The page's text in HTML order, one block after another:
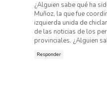
¿Alguien sabe qué ha
Muñoz, la que fue
izquierda unida de
de las noticias de los
provinciales. ¿Alguien
Responder